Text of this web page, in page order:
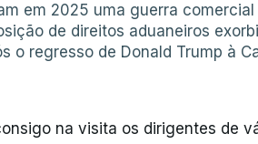
em 2025 uma guerra
de direitos aduaneiros
o regresso de Donald Trump à
na visita os dirigentes de